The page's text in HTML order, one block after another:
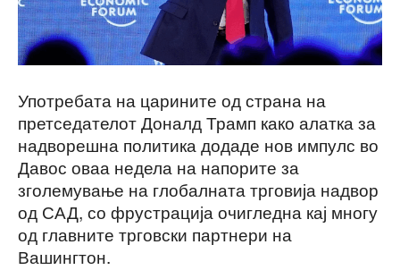
Употребата на царините од страна на
претседателот Доналд Трамп како алатка за
надворешна политика додаде нов импулс во
Давос оваа недела на напорите за
зголемување на глобалната трговија надвор
од САД, со фрустрација очигледна кај многу
од главните трговски партнери на
Вашингтон.